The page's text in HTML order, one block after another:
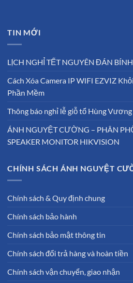
TIN MỚI
LỊCH NGHỈ TẾT NGUYÊN ĐÁN
Cách Xóa Camera IP WIFI EZVIZ
Phần Mềm
Thông báo nghỉ lễ giỗ tổ Hùng
ÁNH NGUYỆT CƯỜNG – PHÂN
SPEAKER MONITOR HIKVISION
CHÍNH SÁCH ÁNH NGUYỆT
Chính sách & Quy định chung
Chính sách bảo hành
Chính sách bảo mật thông tin
Chính sách đổi trả hàng và hoàn tiền
Chính sách vận chuyển, giao nhận